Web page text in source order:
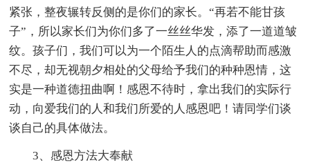
紧张，整夜辗转反侧的是你们的家长。“再若不能甘孩
子”，所以家长们为你们多了一丝丝华发，添了一道道皱
纹。孩子们，我们可以为一个陌生人的点滴帮助而感激
不尽，却无视朝夕相处的父母给予我们的种种恩情，这
实是一种道德扭曲啊！感恩不待时，拿出我们的实际行
动，向爱我们的人和我们所爱的人感恩吧！请同学们谈
谈自己的具体做法。
3、感恩方法大奉献